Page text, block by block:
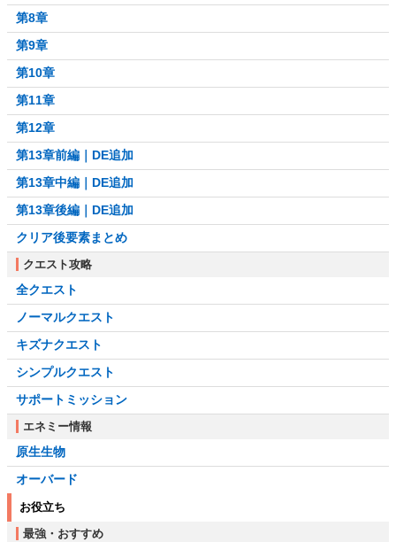
第8章
第9章
第10章
第11章
第12章
第13章前編｜DE追加
第13章中編｜DE追加
第13章後編｜DE追加
クリア後要素まとめ
クエスト攻略
全クエスト
ノーマルクエスト
キズナクエスト
シンプルクエスト
サポートミッション
エネミー情報
原生生物
オーバード
お役立ち
最強・おすすめ